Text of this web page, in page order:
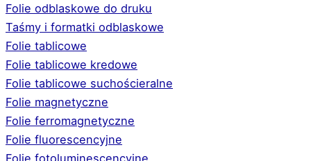
Folie odblaskowe do druku
Taśmy i formatki odblaskowe
Folie tablicowe
Folie tablicowe kredowe
Folie tablicowe suchościeralne
Folie magnetyczne
Folie ferromagnetyczne
Folie fluorescencyjne
Folie fotoluminescencyjne